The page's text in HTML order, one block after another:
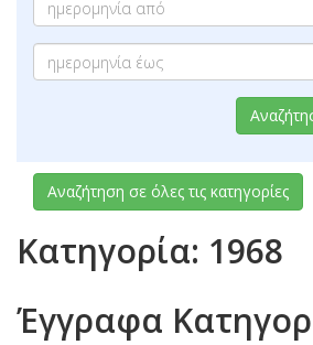
Αναζήτηση σε όλες τις κατηγορίες
Κατηγορία: 1968
Έγγραφα